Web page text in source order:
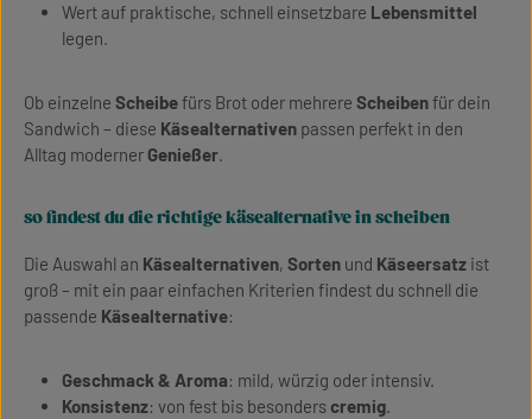
Wert auf praktische, schnell einsetzbare Lebensmittel
legen.
Ob einzelne Scheibefürs Brot oder mehrere Scheibenfür dein
Sandwich – diese Käsealternativen passen perfekt in den
Alltag modernerGenießer.
so findest du die richtige käsealternative in scheiben
Die Auswahl an Käsealternativen, Sorten und Käseersatz ist
groß – mit ein paar einfachen Kriterien findest du schnell die
passende Käsealternative:
Geschmack & Aroma: mild, würzig oder intensiv.
Konsistenz: von fest bis besonderscremig.